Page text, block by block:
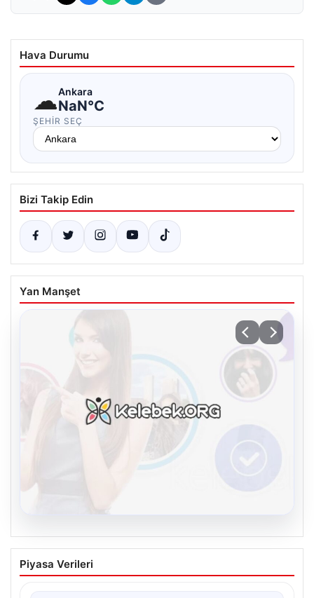
Hava Durumu
☁Ankara
NaN°C
ŞEHIR SEÇ
Bizi Takip Edin
Yan Manşet
08.08.2026
Kelebek.Org İle Çevrim içi İletişimin
Sertifikalı Adresi Ve Chat Deneyimi
Piyasa Verileri